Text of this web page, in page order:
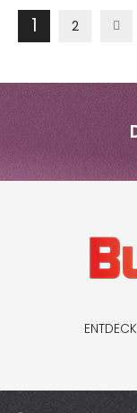
Seite
Sie lesen gerade
1 2